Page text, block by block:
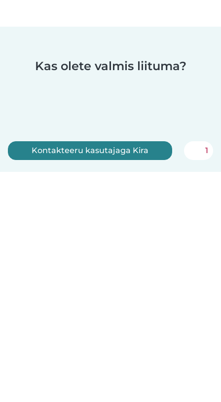
Kas olete valmis liituma?
Kontakteeru kasutajaga Kira 1